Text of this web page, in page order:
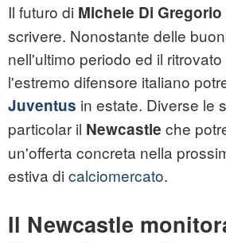
Il futuro di Michele Di Gregorio
scrivere. Nonostante delle
nell'ultimo periodo ed il
l'estremo difensore italiano
Juventus in estate. Diverse le
particolar il Newcastle che
un'offerta concreta nella
estiva di calciomercato.
Il Newcastle